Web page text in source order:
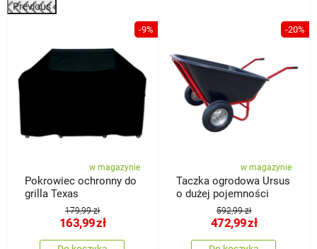
Previous
-9%
w magazynie
Pokrowiec ochronny do
grilla Texas
179,99 zł
163,99zł
-20%
w magazynie
Taczka ogrodowa Ursus
o dużej pojemności
592,99 zł
472,99zł